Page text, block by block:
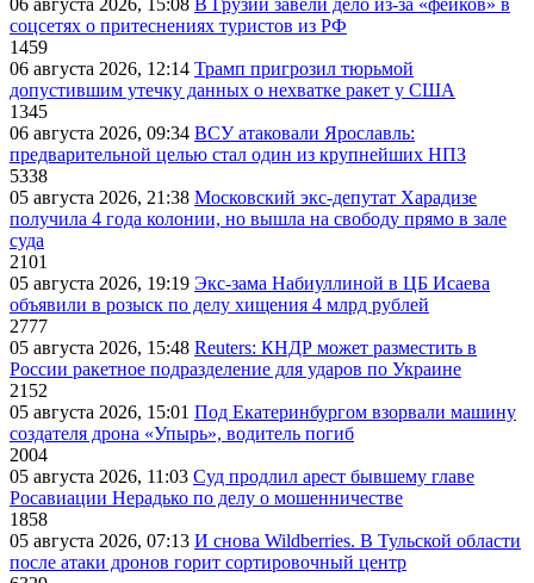
06 августа 2026, 15:08 В Грузии завели дело из-за «фейков» в
соцсетях о притеснениях туристов из РФ
1459
06 августа 2026, 12:14 Трамп пригрозил тюрьмой
допустившим утечку данных о нехватке ракет у США
1345
06 августа 2026, 09:34 ВСУ атаковали Ярославль:
предварительной целью стал один из крупнейших НПЗ
5338
05 августа 2026, 21:38 Московский экс-депутат Харадизе
получила 4 года колонии, но вышла на свободу прямо в зале
суда
2101
05 августа 2026, 19:19 Экс-зама Набиуллиной в ЦБ Исаева
объявили в розыск по делу хищения 4 млрд рублей
2777
05 августа 2026, 15:48 Reuters: КНДР может разместить в
России ракетное подразделение для ударов по Украине
2152
05 августа 2026, 15:01 Под Екатеринбургом взорвали машину
создателя дрона «Упырь», водитель погиб
2004
05 августа 2026, 11:03 Суд продлил арест бывшему главе
Росавиации Нерадько по делу о мошенничестве
1858
05 августа 2026, 07:13 И снова Wildberries. В Тульской области
после атаки дронов горит сортировочный центр